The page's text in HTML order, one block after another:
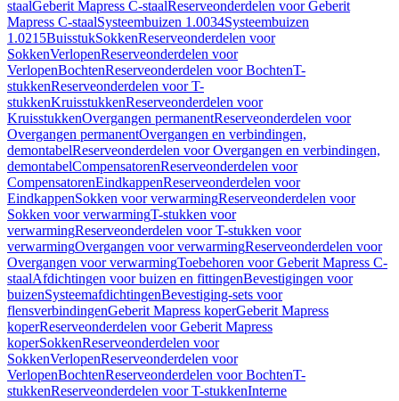
staalGeberit Mapress C-staalReserveonderdelen voor Geberit
Mapress C-staalSysteembuizen 1.0034Systeembuizen
1.0215BuisstukSokkenReserveonderdelen voor
SokkenVerlopenReserveonderdelen voor
VerlopenBochtenReserveonderdelen voor BochtenT-
stukkenReserveonderdelen voor T-
stukkenKruisstukkenReserveonderdelen voor
KruisstukkenOvergangen permanentReserveonderdelen voor
Overgangen permanentOvergangen en verbindingen,
demontabelReserveonderdelen voor Overgangen en verbindingen,
demontabelCompensatorenReserveonderdelen voor
CompensatorenEindkappenReserveonderdelen voor
EindkappenSokken voor verwarmingReserveonderdelen voor
Sokken voor verwarmingT-stukken voor
verwarmingReserveonderdelen voor T-stukken voor
verwarmingOvergangen voor verwarmingReserveonderdelen voor
Overgangen voor verwarmingToebehoren voor Geberit Mapress C-
staalAfdichtingen voor buizen en fittingenBevestigingen voor
buizenSysteemafdichtingenBevestiging-sets voor
flensverbindingenGeberit Mapress koperGeberit Mapress
koperReserveonderdelen voor Geberit Mapress
koperSokkenReserveonderdelen voor
SokkenVerlopenReserveonderdelen voor
VerlopenBochtenReserveonderdelen voor BochtenT-
stukkenReserveonderdelen voor T-stukkenInterne